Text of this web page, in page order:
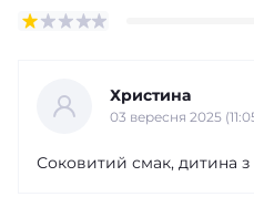
Христина
03 вересня 2025
Соковитий смак, дитина з